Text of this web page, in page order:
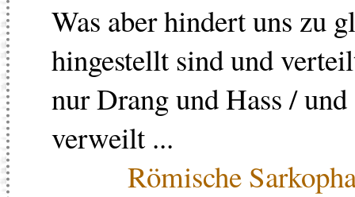
Was aber hindert uns zu
hingestellt sind und
nur Drang und Hass /
verweilt ...
Römische